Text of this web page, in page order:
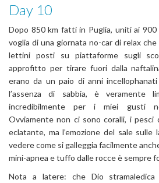
Day 10
Dopo 850 km fatti in Puglia, uniti ai 900
voglia di una giornata no-car di relax che
lettini posti su piattaforme sugli
approfitto per tirare fuori dalla
erano da un paio di anni
l’assenza di sabbia, è veramente
incredibilmente per i miei gusti
Ovviamente non ci sono coralli, i pesci
eclatante, ma l’emozione del sale sulle
vedere come si galleggia facilmente
mini-apnea e tuffo dalle rocce è sempre
Nota a latere: che Dio